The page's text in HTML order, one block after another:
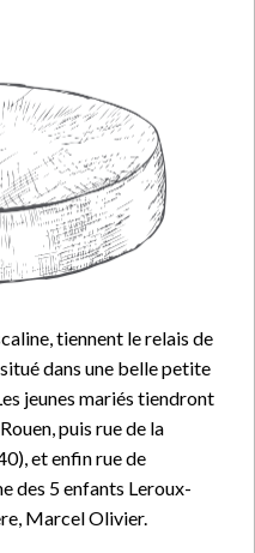
tiennent le relais de
dans une belle petite
jeunes mariés tiendront
puis rue de la
et enfin rue de
des 5 enfants Leroux-
Marcel Olivier.